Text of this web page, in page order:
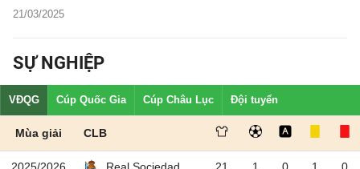
21/03/2025
SỰ NGHIỆP
VĐQG Cúp Quốc Gia Cúp Châu Lục Đội tuyển
Mùa giải CLB
2025/2026 21 1 0 1 0